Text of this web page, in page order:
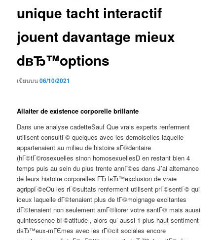
unique tacht interactif
jouent davantage mieux
dвЂ™options
เขียนบน06/10/2021
Allaiter de existence corporelle brillante
Dans une analyse cadetteSauf Que vrais experts renferment
utilisent consultГ© quelques avec les demoiselles laquelle
appartenaient au milieu de histoire sГ©dentaire
(hГ©tГ©rosexuelles sinon homosexuellesD en restant bien 4
temps puis au sein du plus trente annГ©es dans J’ai alternance
de leurs histoire corporelles ГЂ lвЂ™exclusion de vraie
agrippГ©eOu les rГ©sultats renferment utilisent prГ©sentГ© qui
iceux laquelle dГ©tenaient plus de tГ©moignage excitantes
dГ©tenaient non seulement amГ©liorer votre santГ© mais auusi
quintessence bГ©atitude , alors qu’ aussi 1 plus haut sentiment
dвЂ™eux-mГЄmes avec les rГ©cit sociales encore